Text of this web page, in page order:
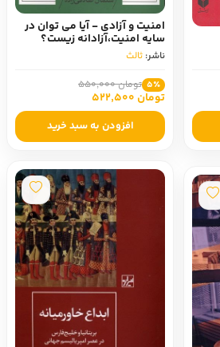
امنیت و آزادی - آیا می توان در
سایه امنیت،آزادانه زیست؟
ناشر: ثالث
5٪ تومان 550,000
تومان 522,500
افزودن به سبد خرید